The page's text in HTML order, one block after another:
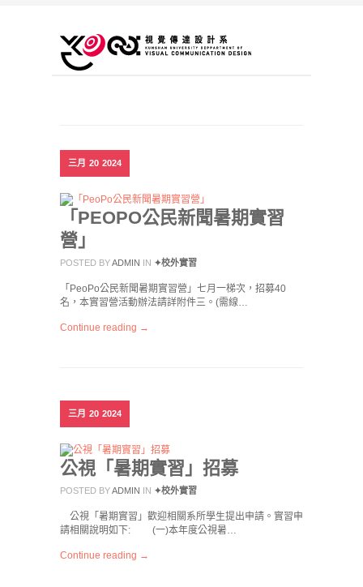
三月 20 2024
「PEOPO公民新聞暑期實習
營」
POSTED BYADMIN IN ✦校外實習
「PeoPo公民新聞暑期實習營」七月一梯次，招募40
名，本實習營活動辦法請詳附件三。(需線…
Continue reading →
三月 20 2024
公視「暑期實習」招募
POSTED BYADMIN IN ✦校外實習
公視「暑期實習」歡迎相關系所學生提出申請。實習申
請相關說明如下: (一)本年度公視暑…
Continue reading →